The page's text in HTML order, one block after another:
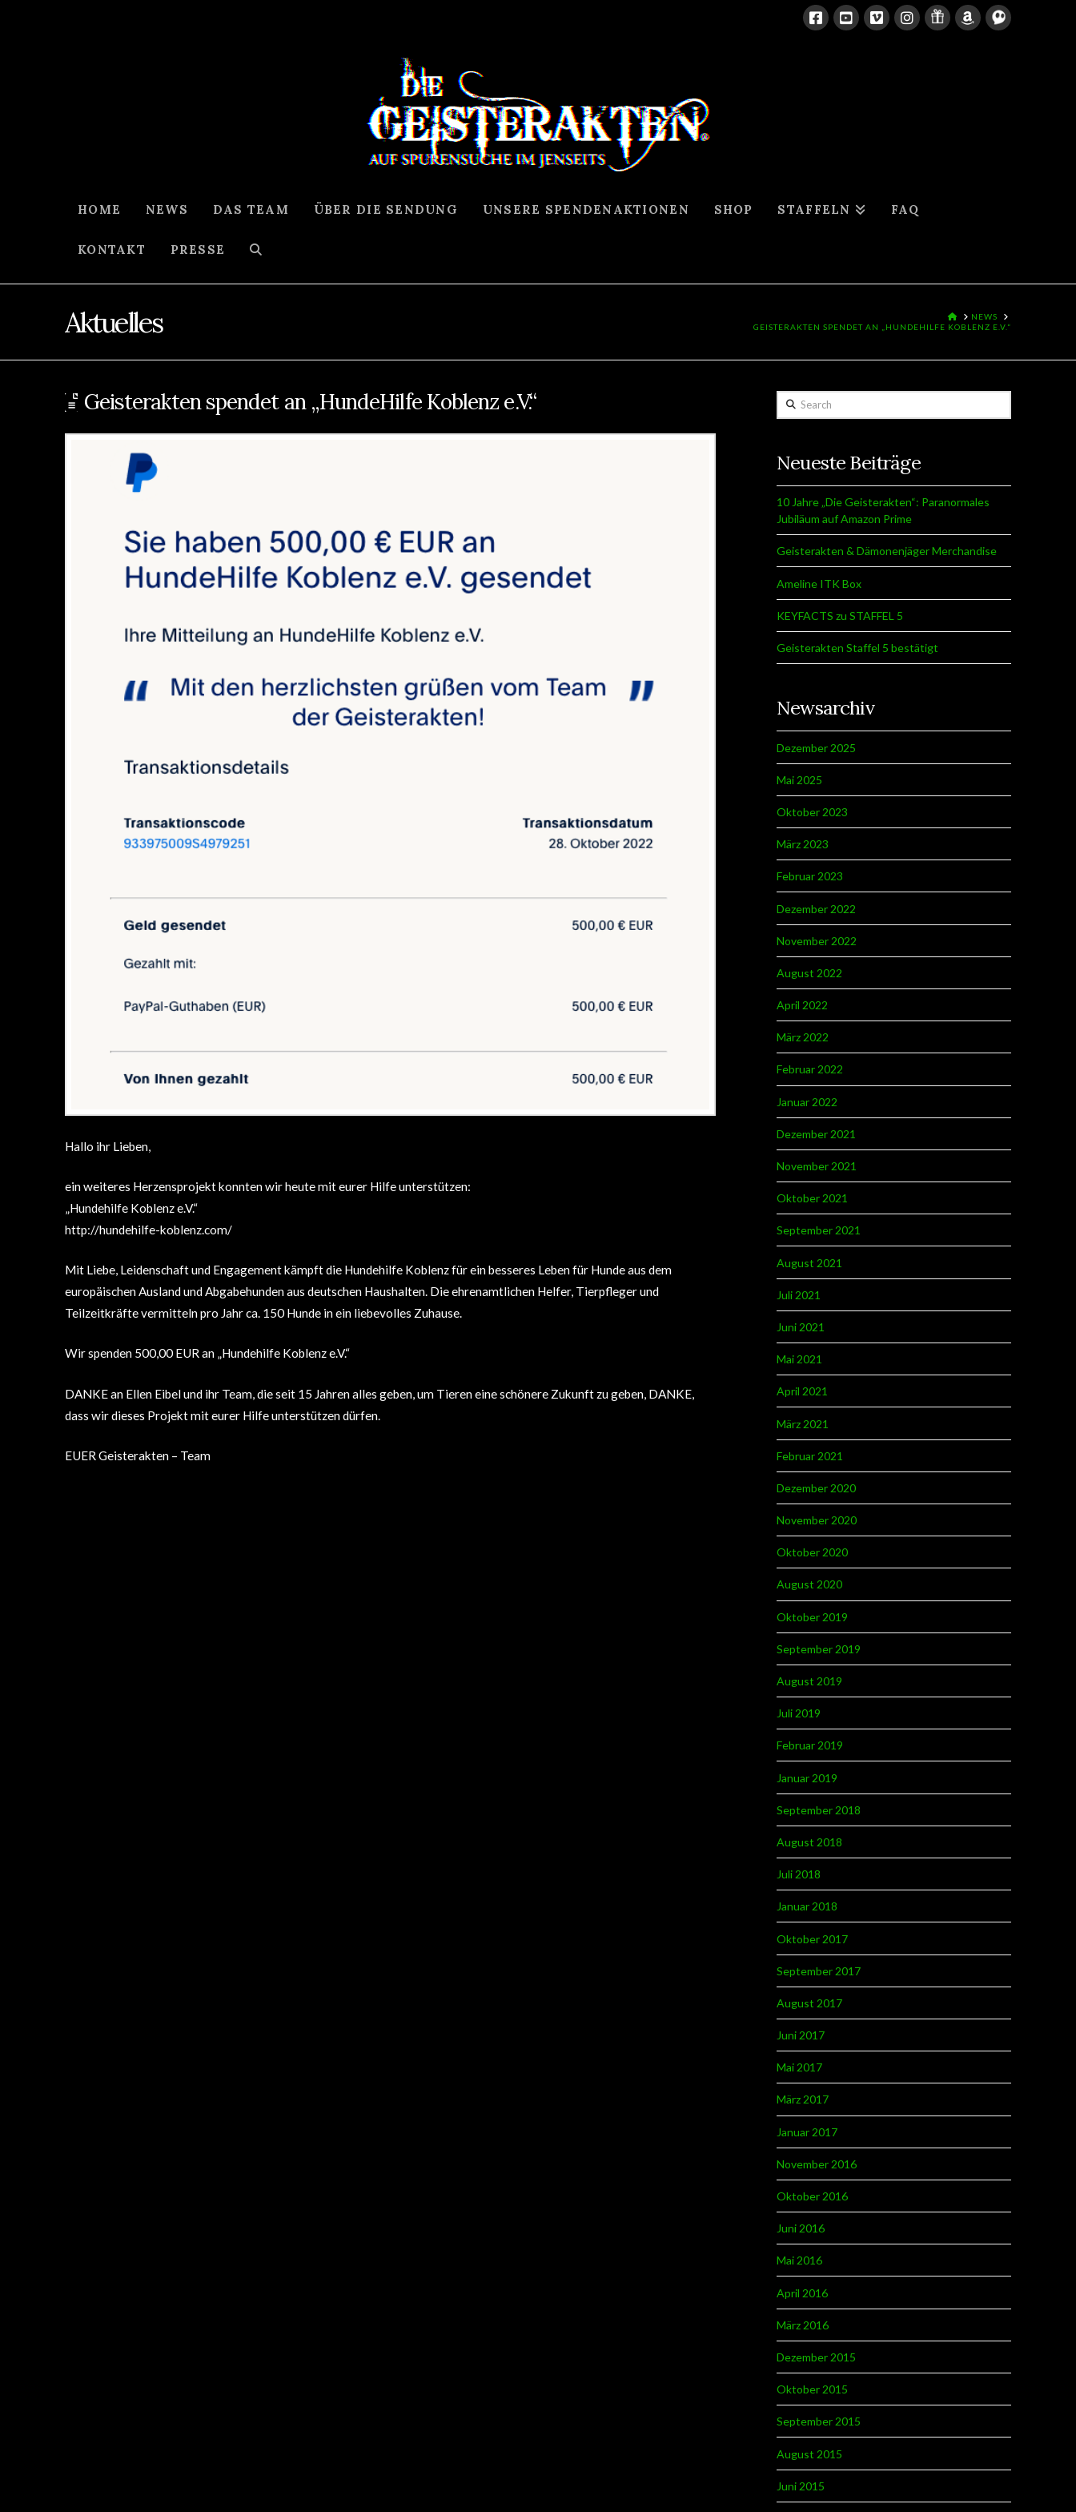
HOME NEWS DAS TEAM ÜBER DIE SENDUNG UNSERE SPENDENAKTIONEN SHOP STAFFELN FAQ
KONTAKT PRESSE
Aktuelles HOMENEWS
GEISTERAKTEN SPENDET AN „HUNDEHILFE KOBLENZ E.V.“
Geisterakten spendet an „HundeHilfe Koblenz e.V.“
Hallo ihr Lieben,
ein weiteres Herzensprojekt konnten wir heute mit eurer Hilfe unterstützen:
„Hundehilfe Koblenz e.V.“
http://hundehilfe-koblenz.com/
Mit Liebe, Leidenschaft und Engagement kämpft die Hundehilfe Koblenz für ein besseres Leben für Hunde aus dem
europäischen Ausland und Abgabehunden aus deutschen Haushalten. Die ehrenamtlichen Helfer, Tierpfleger und
Teilzeitkräfte vermitteln pro Jahr ca. 150 Hunde in ein liebevolles Zuhause.
Wir spenden 500,00 EUR an „Hundehilfe Koblenz e.V.“
DANKE an Ellen Eibel und ihr Team, die seit 15 Jahren alles geben, um Tieren eine schönere Zukunft zu geben, DANKE,
dass wir dieses Projekt mit eurer Hilfe unterstützen dürfen.
EUER Geisterakten – Team
Search
Neueste Beiträge
10 Jahre „Die Geisterakten“: Paranormales
Jubiläum auf Amazon Prime
Geisterakten & Dämonenjäger Merchandise
Ameline ITK Box
KEYFACTS zu STAFFEL 5
Geisterakten Staffel 5 bestätigt
Newsarchiv
Dezember 2025
Mai 2025
Oktober 2023
März 2023
Februar 2023
Dezember 2022
November 2022
August 2022
April 2022
März 2022
Februar 2022
Januar 2022
Dezember 2021
November 2021
Oktober 2021
September 2021
August 2021
Juli 2021
Juni 2021
Mai 2021
April 2021
März 2021
Februar 2021
Dezember 2020
November 2020
Oktober 2020
August 2020
Oktober 2019
September 2019
August 2019
Juli 2019
Februar 2019
Januar 2019
September 2018
August 2018
Juli 2018
Januar 2018
Oktober 2017
September 2017
August 2017
Juni 2017
Mai 2017
März 2017
Januar 2017
November 2016
Oktober 2016
Juni 2016
Mai 2016
April 2016
März 2016
Dezember 2015
Oktober 2015
September 2015
August 2015
Juni 2015